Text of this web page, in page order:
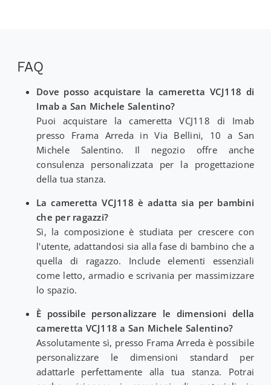
FAQ
Dove posso acquistare la cameretta VCJ118 di
Imab a San Michele Salentino?
Puoi acquistare la cameretta VCJ118 di Imab
presso Frama Arreda in Via Bellini, 10 a San
Michele Salentino. Il negozio offre anche
consulenza personalizzata per la progettazione
della tua stanza.
La cameretta VCJ118 è adatta sia per bambini
che per ragazzi?
Sì, la composizione è studiata per crescere con
l'utente, adattandosi sia alla fase di bambino che a
quella di ragazzo. Include elementi essenziali
come letto, armadio e scrivania per massimizzare
lo spazio.
È possibile personalizzare le dimensioni della
cameretta VCJ118 a San Michele Salentino?
Assolutamente sì, presso Frama Arreda è possibile
personalizzare le dimensioni standard per
adattarle perfettamente alla tua stanza. Potrai